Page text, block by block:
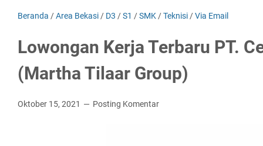
Beranda /Area Bekasi / D3 /S1 /SMK /Teknisi /Via Email
Lowongan Kerja Terbaru PT.
(Martha Tilaar Group)
Oktober 15, 2021 Posting Komentar